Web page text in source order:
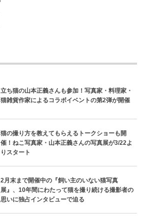
立ち猫の山本正義さんも参加！写真家・料理家・
猫雑貨作家によるコラボイベントの第2弾が開催
猫の撮り方を教えてもらえるトークショーも開
催！ねこ写真家・山本正義さんの写真展が3/22よ
りスタート
2月末まで開催中の『飼い主のいない猫写真
展』、10年間にわたって猫を撮り続ける撮影者の
思いに独占インタビューで迫る